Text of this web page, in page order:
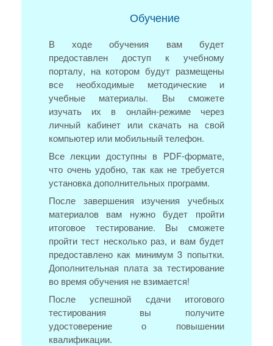
Обучение
В ходе обучения вам будет
предоставлен доступ к учебному
порталу, на котором будут размещены
все необходимые методические и
учебные материалы. Вы сможете
изучать их в онлайн-режиме через
личный кабинет или скачать на свой
компьютер или мобильный телефон.
Все лекции доступны в PDF-формате,
что очень удобно, так как не требуется
установка дополнительных программ.
После завершения изучения учебных
материалов вам нужно будет пройти
итоговое тестирование. Вы сможете
пройти тест несколько раз, и вам будет
предоставлено как минимум 3 попытки.
Дополнительная плата за тестирование
во время обучения не взимается!
После успешной сдачи итогового
тестирования вы получите
удостоверение о повышении
квалификации.